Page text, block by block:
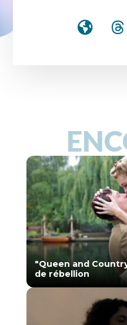
"Queen and
de rébellion